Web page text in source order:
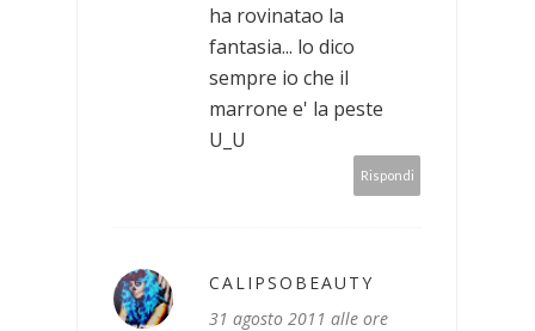
ha rovinatao la
fantasia... lo dico
sempre io che il
marrone e' la peste
U_U
Rispondi
CALIPSOBEAUTY
31 agosto 2011 alle ore